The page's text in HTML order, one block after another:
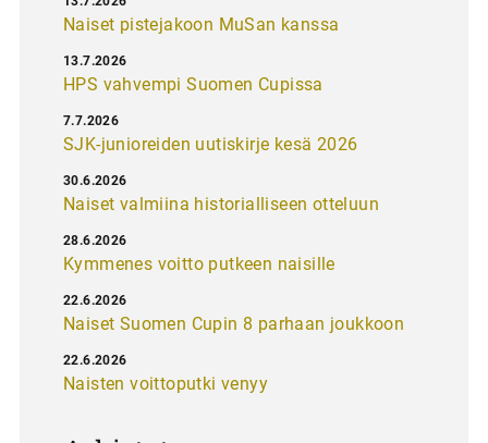
Naiset pistejakoon MuSan kanssa
HPS vahvempi Suomen Cupissa
13.7.2026
SJK-junioreiden uutiskirje kesä 2026
7.7.2026
Naiset valmiina historialliseen otteluun
30.6.2026
Kymmenes voitto putkeen naisille
28.6.2026
Naiset Suomen Cupin 8 parhaan joukkoon
22.6.2026
Naisten voittoputki venyy
22.6.2026